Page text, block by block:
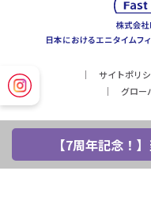
【7周年記念！
サイトポリ
グロー
Copyright © Fast